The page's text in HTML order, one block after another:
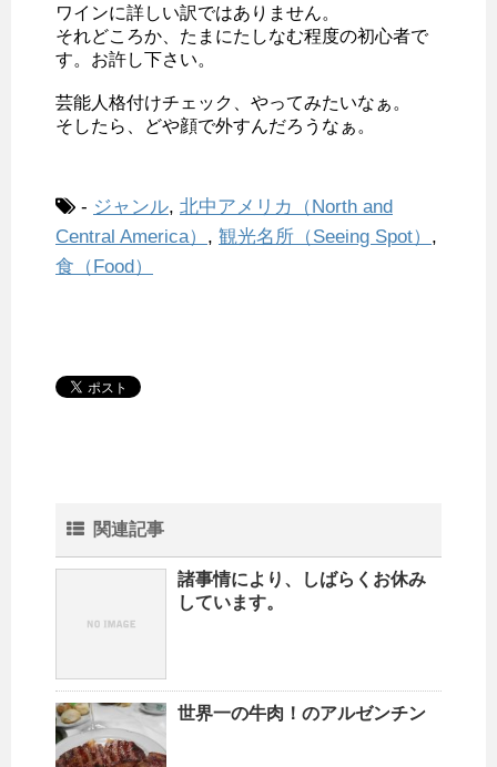
ワインに詳しい訳ではありません。
それどころか、たまにたしなむ程度の初心者で
す。お許し下さい。
芸能人格付けチェック、やってみたいなぁ。
そしたら、どや顔で外すんだろうなぁ。
- ジャンル, 北中アメリカ（North and
Central America） , 観光名所（Seeing Spot） ,
食（Food）
関連記事
諸事情により、しばらくお休み
しています。
世界一の牛肉！のアルゼンチン